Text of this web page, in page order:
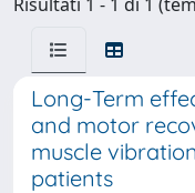
Long-Term
and motor
muscle
patients